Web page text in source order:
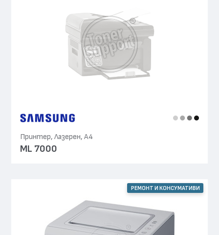
Принтер, Лазерен, А4
ML 7000
РЕМОНТ И КОНСУМАТИВИ